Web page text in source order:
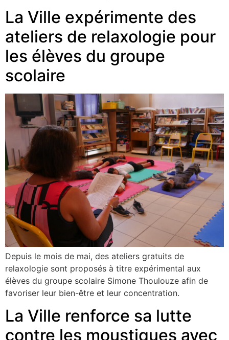
La Ville expérimente des
ateliers de relaxologie pour
les élèves du groupe
scolaire
Depuis le mois de mai, des ateliers gratuits de
relaxologie sont proposés à titre expérimental aux
élèves du groupe scolaire Simone Thoulouze afin de
favoriser leur bien-être et leur concentration.
La Ville renforce sa lutte
contre les moustiques avec